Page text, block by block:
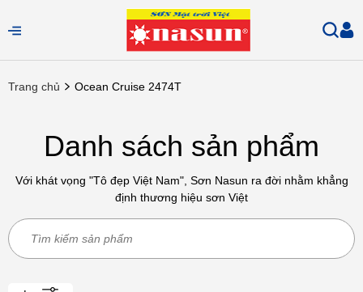
Trang chủ Ocean Cruise 2474T
Danh sách sản phẩm
Với khát vọng "Tô đẹp Việt Nam", Sơn Nasun ra đời nhằm khẳng
định thương hiệu sơn Việt